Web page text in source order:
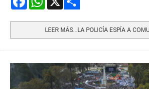
LEER MÁS…LA POLICÍA ESPÍA A